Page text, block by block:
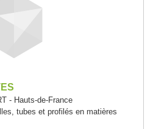
- Hauts-de-France
tubes et profilés en matières